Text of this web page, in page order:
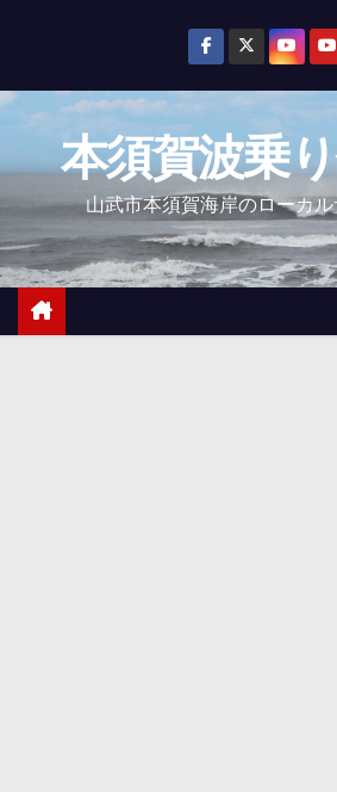
ン
へ
キ
ッ
本須賀波乗
山武市本須賀海岸のローカ